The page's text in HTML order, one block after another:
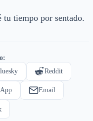
tu tiempo por sentado.
Reddit
Email